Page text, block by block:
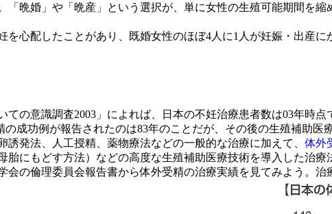
晩婚」や「晩産」という選択が、単に女性の生殖可能期間を
心配したことがあり、既婚女性のほぼ4人に1人が妊娠・出産
の意識調査2003」によれば、日本の不妊治療患者数は03年時点
成功例が報告されたのは83年のことだが、その後の生殖補助
発法、人工授精、薬物療法などの一般的な治療に加えて、 体外
胎にもどす方法）などの高度な生殖補助医療技術を導入した治療
の倫理委員会報告書から体外受精の治療実績を見てみよう。 治